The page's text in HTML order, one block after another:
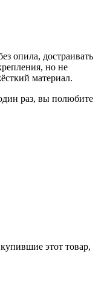
опила, достраивать
но не
материал.
раз, вы полюбите
этот товар,